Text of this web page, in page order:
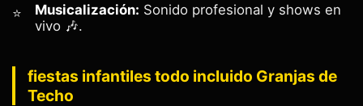
Musicalización: Sonido profesional y shows en
vivo 🎶.
fiestas infantiles todo incluido Granjas de
Techo